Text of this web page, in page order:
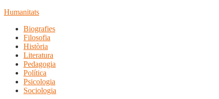
Humanitats
Biografies
Filosofia
Història
Literatura
Pedagogia
Política
Psicologia
Sociologia